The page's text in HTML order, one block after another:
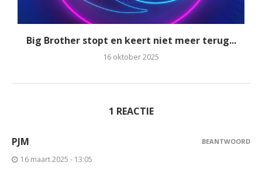
Big Brother stopt en keert niet meer terug...
16 oktober 2025
1 REACTIE
PJM
16 maart 2025 - 13:05
BEANTWOORD